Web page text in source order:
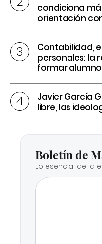
condiciona
orientación
Contabilidad,
personales: la
formar
Javier García
libre, las
Boletín de
Lo esencial de la